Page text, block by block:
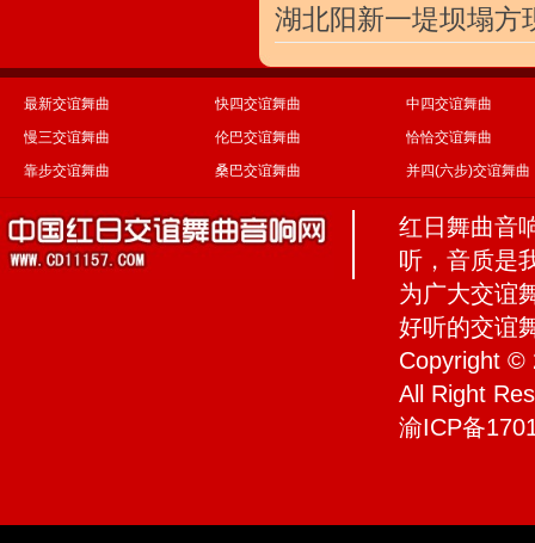
湖北阳新一堤坝塌方
最新交谊舞曲 快四交谊舞曲
中四交谊舞曲
慢三交谊舞曲
伦巴交谊舞曲
恰恰交谊舞曲
靠步交谊舞曲
桑巴交谊舞曲 并四(六步)交谊舞曲
红日舞曲音
听，音质是
为广大交谊
好听的交谊
Copyright ©
All Right
渝ICP备